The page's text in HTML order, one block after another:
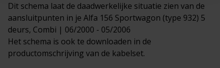
Dit schema laat de daadwerkelijke situatie zien van de
aansluitpunten in je Alfa 156 Sportwagon (type 932) 5
deurs, Combi | 06/2000 - 05/2006
Het schema is ook te downloaden in de
productomschrijving van de kabelset.